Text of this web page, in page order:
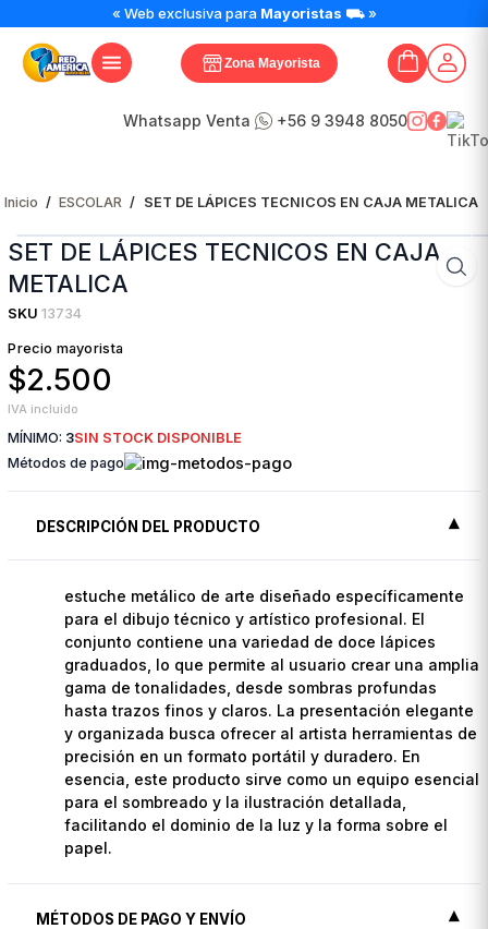
« Web exclusiva para Mayoristas ⛟ »
Zona Mayorista
Whatsapp Venta +56 9 3948 8050
Inicio / ESCOLAR / SET DE LÁPICES TECNICOS EN CAJA METALICA
SET DE LÁPICES TECNICOS EN CAJA
METALICA
SKU 13734
Precio mayorista
$2.500
IVA incluido
MÍNIMO: 3SIN STOCK DISPONIBLE
Métodos de pago
DESCRIPCIÓN DEL PRODUCTO
estuche metálico de arte diseñado específicamente
para el dibujo técnico y artístico profesional. El
conjunto contiene una variedad de doce lápices
graduados, lo que permite al usuario crear una amplia
gama de tonalidades, desde sombras profundas
hasta trazos finos y claros. La presentación elegante
y organizada busca ofrecer al artista herramientas de
precisión en un formato portátil y duradero. En
esencia, este producto sirve como un equipo esencial
para el sombreado y la ilustración detallada,
facilitando el dominio de la luz y la forma sobre el
papel.
MÉTODOS DE PAGO Y ENVÍO